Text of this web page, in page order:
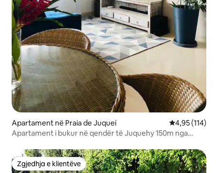
Apartament në Praia de Juqueí Vlerësimi
4,95 (114)
Apartament i bukur në qendër të Juquehy 150m nga
Zgjedhja e klientëve
Zgjedhja e klientëve